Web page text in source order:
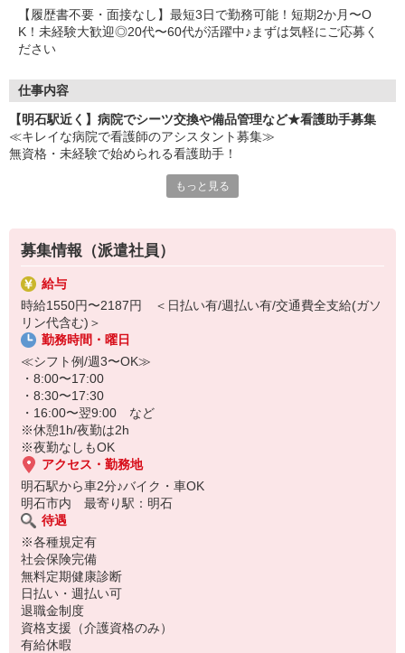
【履歴書不要・面接なし】最短3日で勤務可能！短期2か月〜O
K！未経験大歓迎◎20代〜60代が活躍中♪まずは気軽にご応募く
ださい
仕事内容
【明石駅近く】病院でシーツ交換や備品管理など★看護助手募集
≪キレイな病院で看護師のアシスタント募集≫
無資格・未経験で始められる看護助手！
・備品管理や発注 など
【こんな方に向いています】
・医療業界に興味をお持ちの方
・接客経験をお持ちの方
・サポートがお好きな方
お試し勤務も大歓迎！
もっと見る
募集情報（派遣社員）
給与
時給1550円〜2187円 ＜日払い有/週払い有/交通費全支給(ガソ
リン代含む)＞
勤務時間・曜日
≪シフト例/週3〜OK≫
・8:00〜17:00
・8:30〜17:30
・16:00〜翌9:00 など
※休憩1h/夜勤は2h
※夜勤なしもOK
アクセス・勤務地
明石駅から車2分♪バイク・車OK
明石市内 最寄り駅：明石
待遇
※各種規定有
社会保険完備
無料定期健康診断
日払い・週払い可
退職金制度
資格支援（介護資格のみ）
有給休暇